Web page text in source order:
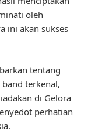
oleh
ini akan sukses
tentang
terkenal,
di Gelora
perhatian